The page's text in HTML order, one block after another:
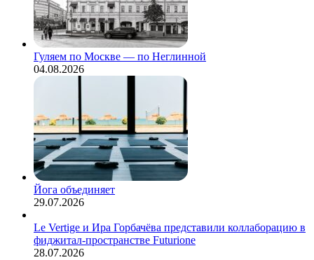
Гуляем по Москве — по Неглинной
04.08.2026
Йога объединяет
29.07.2026
Le Vertige и Ира Горбачёва представили коллаборацию в
фиджитал-пространстве Futurione
28.07.2026